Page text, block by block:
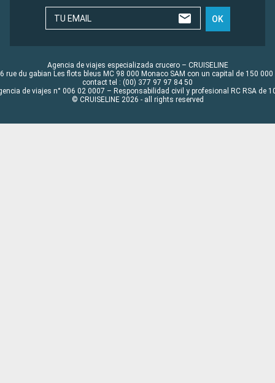
TU EMAIL OK
Agencia de viajes especializada crucero – CRUISELINE
rue du gabian Les flots bleus MC 98 000 Monaco SAM con un capital de 150 000
contact tel : (00) 377 97 97 84 50
de viajes n° 006 02 0007 – Responsabilidad civil y profesional RC RSA de
© CRUISELINE 2026 - all rights reserved